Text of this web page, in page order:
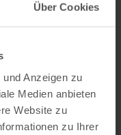
Über Cookies
Anzeigen zu
Medien anbieten
Website zu
zu Ihrer